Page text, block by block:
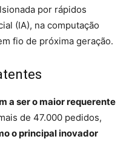
por rápidos
(IA), na computação
fio de próxima geração.
a ser o maior requerente
de 47.000 pedidos,
o principal inovador